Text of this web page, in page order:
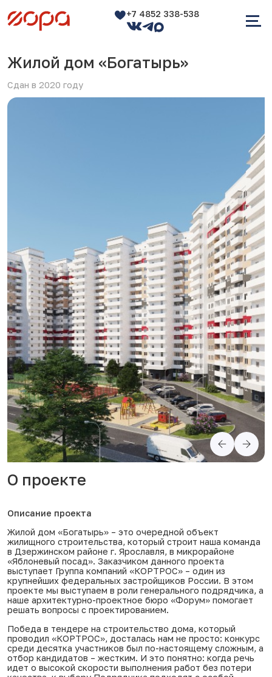
+7 4852 338-538
Жилой дом «Богатырь»
Сдан в 2020 году
О проекте
Описание проекта
Жилой дом «Богатырь» – это очередной объект
жилищного строительства, который строит наша команда
в Дзержинском районе г. Ярославля, в микрорайоне
«Яблоневый посад». Заказчиком данного проекта
выступает Группа компаний «КОРТРОС» – один из
крупнейших федеральных застройщиков России. В этом
проекте мы выступаем в роли генерального подрядчика, а
наше архитектурно-проектное бюро «Форум» помогает
решать вопросы с проектированием.
Победа в тендере на строительство дома, который
проводил «КОРТРОС», досталась нам не просто: конкурс
среди десятка участников был по-настоящему сложным, а
отбор кандидатов – жестким. И это понятно: когда речь
идет о высокой скорости выполнения работ без потери